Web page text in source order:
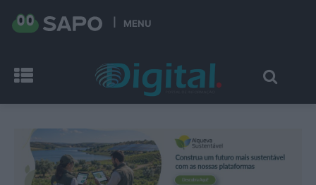
MENU